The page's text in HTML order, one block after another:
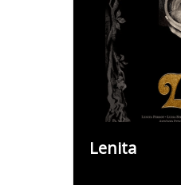
Lenita